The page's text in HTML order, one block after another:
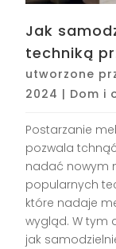
Jak
techniką
utworzone
2024 | Dom i
Postarzanie
pozwala
nadać nowym
popularnych
które nadaje
wygląd. W tym
jak